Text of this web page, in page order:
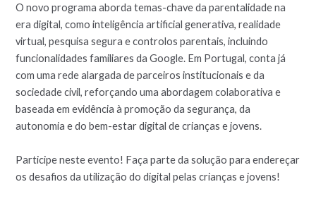
O novo programa aborda temas-chave da parentalidade na
era digital, como inteligência artificial generativa, realidade
virtual, pesquisa segura e controlos parentais, incluindo
funcionalidades familiares da Google. Em Portugal, conta já
com uma rede alargada de parceiros institucionais e da
sociedade civil, reforçando uma abordagem colaborativa e
baseada em evidência à promoção da segurança, da
autonomia e do bem-estar digital de crianças e jovens.
Participe neste evento! Faça parte da solução para endereçar
os desafios da utilização do digital pelas crianças e jovens!